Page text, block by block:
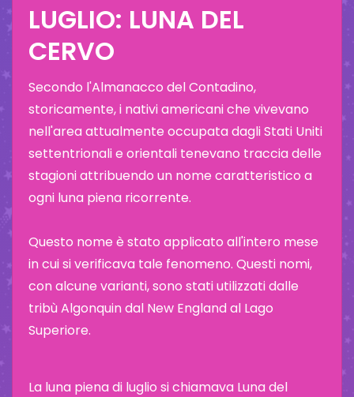
LUGLIO: LUNA DEL
CERVO
Secondo l'Almanacco del Contadino,
storicamente, i nativi americani che vivevano
nell'area attualmente occupata dagli Stati Uniti
settentrionali e orientali tenevano traccia delle
stagioni attribuendo un nome caratteristico a
ogni luna piena ricorrente.
Questo nome è stato applicato all'intero mese
in cui si verificava tale fenomeno. Questi nomi,
con alcune varianti, sono stati utilizzati dalle
tribù Algonquin dal New England al Lago
Superiore.
La luna piena di luglio si chiamava Luna del